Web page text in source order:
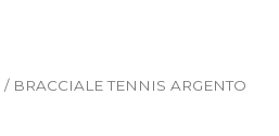
/ BRACCIALE TENNIS ARGENTO